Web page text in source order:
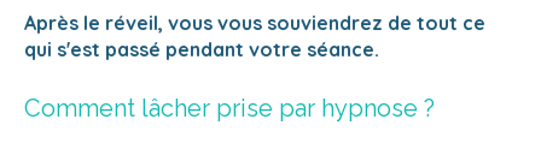
Après le réveil, vous vous souviendrez de tout ce
qui s'est passé pendant votre séance.
Comment lâcher prise par hypnose ?